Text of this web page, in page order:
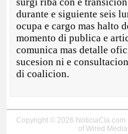
durante e siguiente seis
ocupa e cargo mas halto
momento di publica e
comunica mas detalle
sucesion ni e
di coalicion.
Copyright © 2026
of Wired